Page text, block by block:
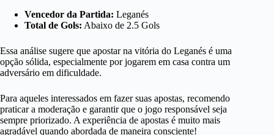
Vencedor da Partida: Leganés
Total de Gols: Abaixo de 2.5 Gols
Essa análise sugere que apostar na vitória do Leganés é uma
opção sólida, especialmente por jogarem em casa contra um
adversário em dificuldade.
Para aqueles interessados em fazer suas apostas, recomendo
praticar a moderação e garantir que o jogo responsável seja
sempre priorizado. A experiência de apostas é muito mais
agradável quando abordada de maneira consciente!